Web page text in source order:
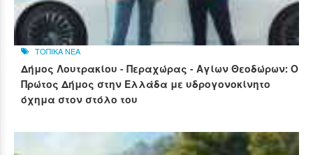
ΤΟΠΙΚΑ ΝΕΑ
Δήμος Λουτρακίου - Περαχώρας - Αγίων Θεοδώρων: Ο
Πρώτος Δήμος στην Ελλάδα με υδρογονοκίνητο
όχημα στον στόλο του